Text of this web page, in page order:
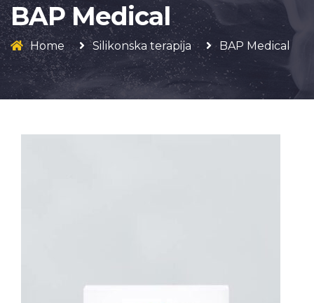
BAP Medical
Home Silikonska terapija BAP Medical